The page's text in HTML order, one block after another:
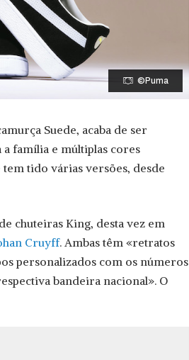
©Puma
Suede, acaba de ser
família e múltiplas cores
tem tido várias versões, desde
chuteiras King, desta vez em
Cruyff. Ambas têm «retratos
personalizados com os números
respectiva bandeira nacional». O